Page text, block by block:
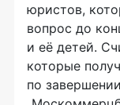
юристов,
вопрос до
и её детей.
которые
по